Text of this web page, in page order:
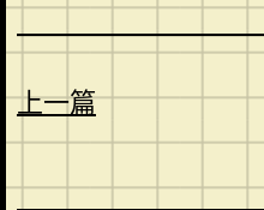
上一篇